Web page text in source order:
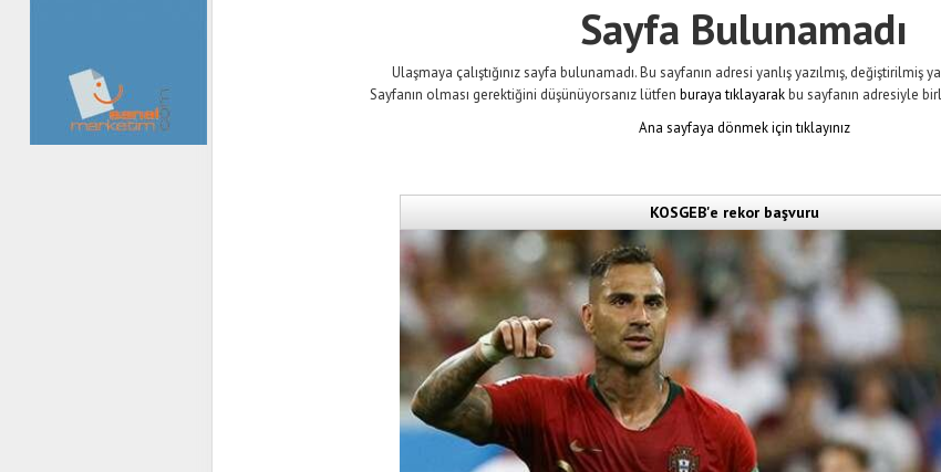
Sayfa Bulunamadı
Ulaşmaya çalıştığınız sayfa bulunamadı. Bu sayfanın adresi yanlış yazılmış, değiştirilmiş
Sayfanın olması gerektiğini düşünüyorsanız lütfen buraya tıklayarakbu sayfanın adresiyle
Ana sayfaya dönmek için tıklayınız
KOSGEB'e rekor başvuru